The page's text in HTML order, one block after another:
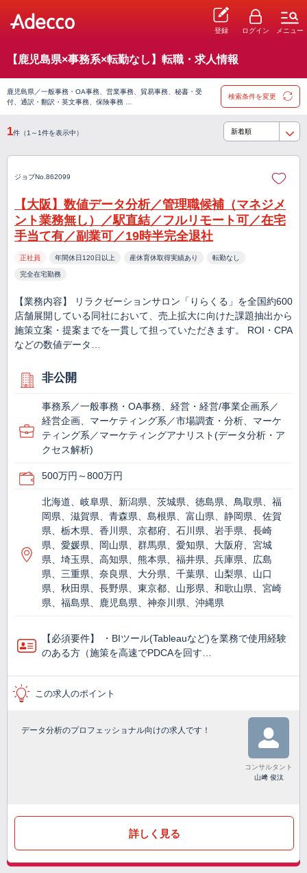
登録 ログイン メニュー
【鹿児島県×事務系×転勤なし】転職・求人情報
鹿児島県／一般事務・OA事務、営業事務、貿易事務、秘書・受
付、通訳・翻訳・英文事務、保険事務 …
検索条件を変更
1件（1～1件を表示中）
ジョブNo.862099
【大阪】数値データ分析／管理職候補（マネジメ
ント業務無し）／駅直結／フルリモート可／在宅
手当て有／副業可／19時半完全退社
正社員 年間休日120日以上 産休育休取得実績あり 転勤なし
完全在宅勤務
【業務内容】 リラクゼーションサロン「りらくる」を全国約600
店舗展開している同社において、売上拡大に向けた課題抽出から
施策立案・提案までを一貫して担っていただきます。 ROI・CPA
などの数値データ…
非公開
事務系／一般事務・OA事務、経営・経営/事業企画系／
経営企画、マーケティング系／市場調査・分析、マーケ
ティング系／マーケティングアナリスト(データ分析・ア
クセス解析)
500万円～800万円
北海道、岐阜県、新潟県、茨城県、徳島県、鳥取県、福
岡県、滋賀県、青森県、島根県、富山県、静岡県、佐賀
県、栃木県、香川県、京都府、石川県、岩手県、長崎
県、愛媛県、岡山県、群馬県、愛知県、大阪府、宮城
県、埼玉県、高知県、熊本県、福井県、兵庫県、広島
県、三重県、奈良県、大分県、千葉県、山梨県、山口
県、秋田県、長野県、東京都、山形県、和歌山県、宮崎
県、福島県、鹿児島県、神奈川県、沖縄県
【必須要件】 ・BIツール(Tableauなど)を業務で使⽤経験
のある方（施策を高速でPDCAを回す…
この求人のポイント
データ分析のプロフェッショナル向けの求人です！
コンサルタント
山﨑 俊汰
詳しく見る